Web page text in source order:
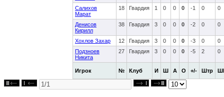
Игрок № Клуб И Ш А О +/- Штр
Салихов
Марат
18 Гвардия 1 0 0 0 -1 0 0
Денисов
Кирилл
38 Гвардия 3 0 0 0 -2 0 0
Хохлов Захар 12 Гвардия 3 0 0 0 -3 0
0
Подзноев
Никита
27 Гвардия 3 0 0 0 -5 2 0